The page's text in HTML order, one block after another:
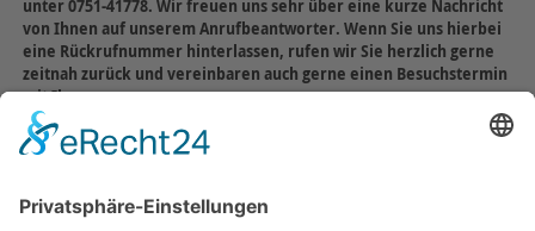
unter 0751-41778. Wir freuen uns sehr über eine kurze Nachricht
von Ihnen auf unserem Anrufbeantworter. Wenn Sie uns hierbei
eine Rückrufnummer hinterlassen, rufen wir Sie herzlich gerne
zeitnah zurück und vereinbaren auch gerne einen Besuchstermin
mit Ihnen.
Zurück zur Übersicht
Aktuelle Seite:Home